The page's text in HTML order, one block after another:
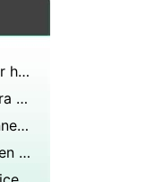
Hvor mange timer i uken jobber hjernekirurger?
Vil du bli medisinsk utskrevet fra militæret etter en spinal fusjon?
Hva er det største beinet i menneskets hjerne?
Kan du ha hjerneoperasjon våken og ikke føle noe?